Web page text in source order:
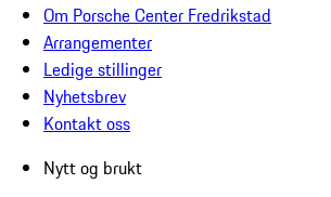
Om Porsche Center Fredrikstad
Arrangementer
Ledige stillinger
Nyhetsbrev
Kontakt oss
Nytt og brukt